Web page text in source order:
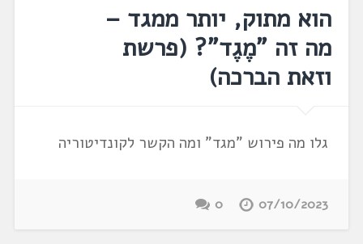
הוא מתוק, יותר ממגד –
מה זה "מֶגֶד"? (פרשת
וזאת הברכה)
גלו מה פירוש "מגד" ומה הקשר לקונדיטוריה
07/10/2023
0